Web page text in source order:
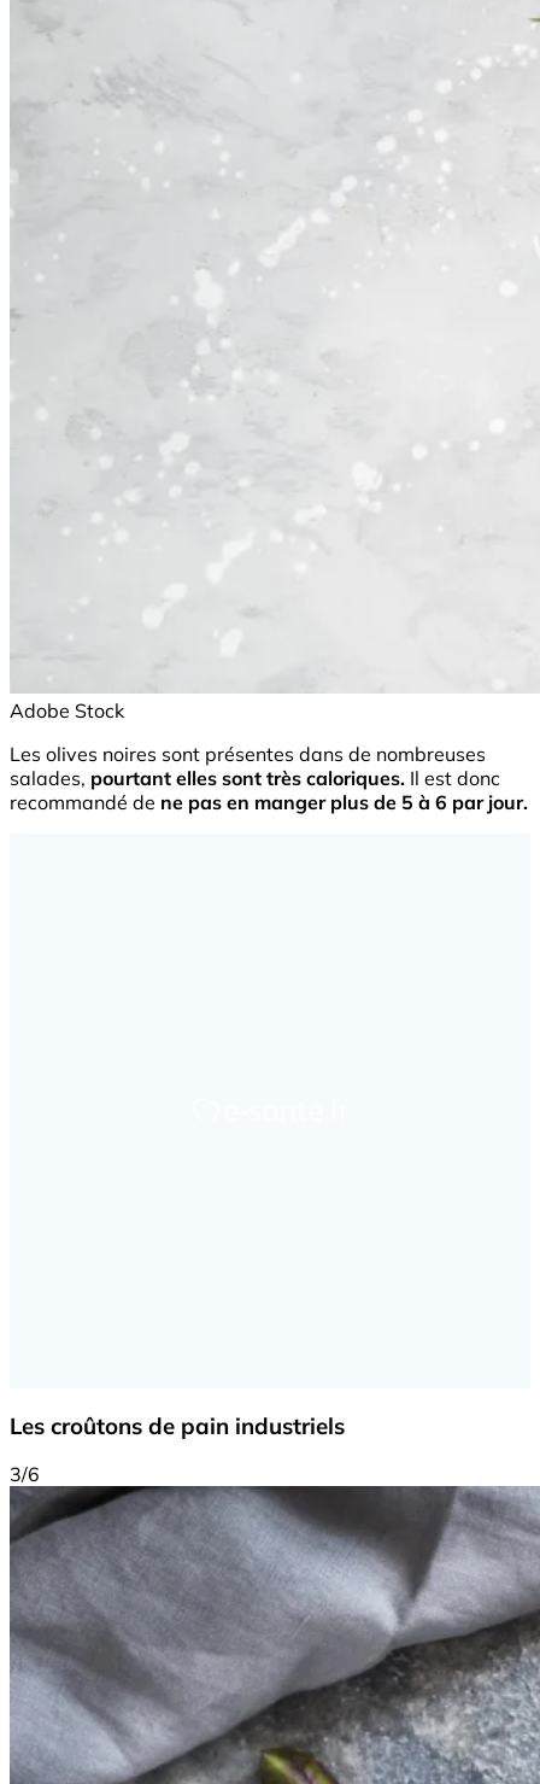
Adobe Stock
Les olives noires sont présentes dans de nombreuses
salades, pourtant elles sont très caloriques. Il est donc
recommandé de ne pas en manger plus de 5 à 6 par jour.
Les croûtons de pain industriels
3/6